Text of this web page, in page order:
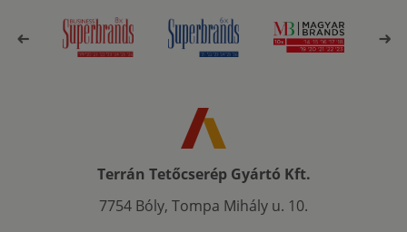
Terrán Tetőcserép Gyártó Kft.
7754 Bóly, Tompa Mihály u. 10.